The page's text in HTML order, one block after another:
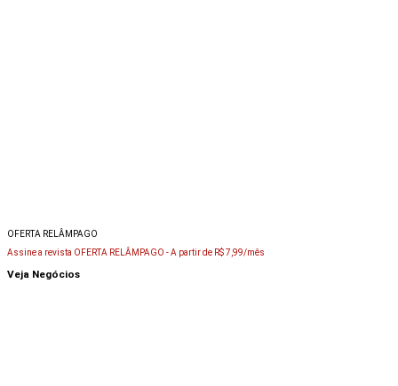
OFERTA RELÂMPAGO
Assine a revista OFERTA RELÂMPAGO -A partir de R$ 7,99/mês
Veja Negócios